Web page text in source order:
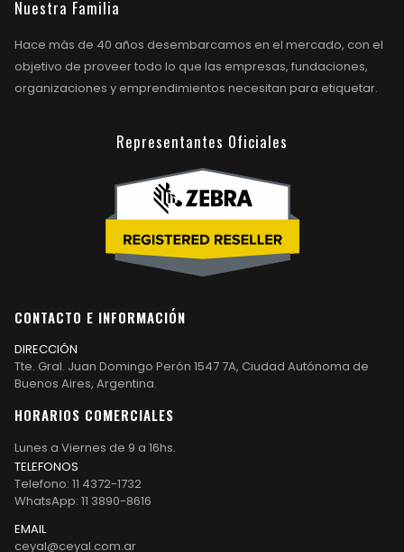
Nuestra Familia
Hace más de 40 años desembarcamos en el mercado, con el
objetivo de proveer todo lo que las empresas, fundaciones,
organizaciones y emprendimientos necesitan para etiquetar.
Representantes Oficiales
CONTACTO E INFORMACIÓN
DIRECCIÓN
Tte. Gral. Juan Domingo Perón 1547 7A, Ciudad Autónoma de
Buenos Aires, Argentina.
HORARIOS COMERCIALES
Lunes a Viernes de 9 a 16hs.
TELEFONOS
Telefono: 11 4372-1732
WhatsApp: 11 3890-8616
EMAIL